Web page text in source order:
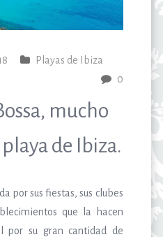
Playas de Ibiza
0
mucho
de Ibiza.
por sus fiestas, sus clubes
que la hacen
por su gran cantidad de